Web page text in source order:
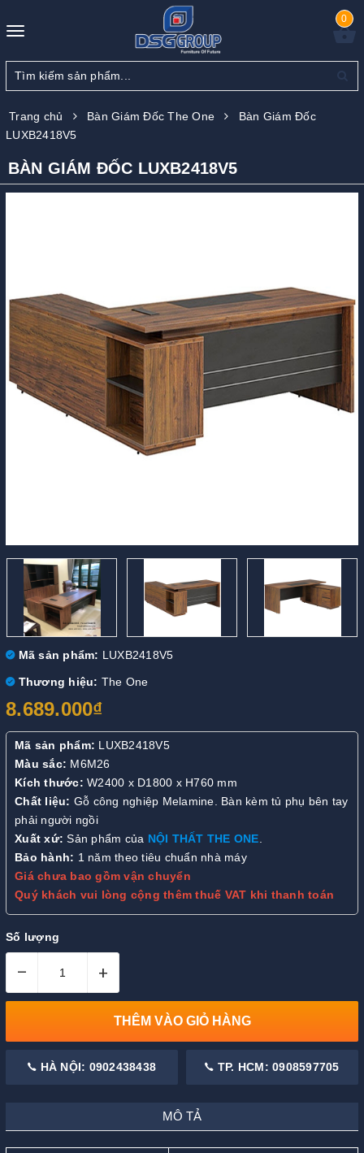
Toggle
0
Trang chủ Bàn Giám Đốc The One
Bàn Giám Đốc
LUXB2418V5
BÀN GIÁM ĐỐC LUXB2418V5
Mã sản phẩm: LUXB2418V5
Thương hiệu: The One
8.689.000₫
Mã sản phẩm: LUXB2418V5
Màu sắc: M6M26
Kích thước: W2400 x D1800 x H760 mm
Chất liệu: Gỗ công nghiệp Melamine. Bàn kèm tủ phụ bên tay
phải người ngồi
Xuất xứ:Sản phẩm của NỘI THẤT THE ONE.
Bảo hành: 1 năm theo tiêu chuẩn nhà máy
Giá chưa bao gồm vận chuyển
Quý khách vui lòng cộng thêm thuế VAT khi thanh toán
Số lượng
– +
THÊM VÀO GIỎ HÀNG
HÀ NỘI: 0902438438 TP. HCM: 0908597705
MÔ TẢ